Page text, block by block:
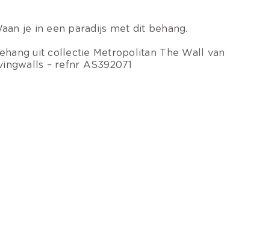
je in een paradijs met dit behang.
uit collectie Metropolitan The Wall van
– refnr AS392071